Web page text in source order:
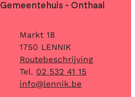
Contact & openingsuren
Gemeentehuis - Onthaal
AdresMarkt 18
,1750 LENNIK
Routebeschrijving
02 532 41 15
E-mailinfo@lennik.be